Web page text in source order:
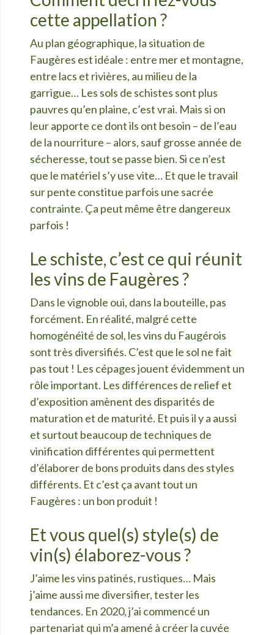
cette appellation ?
Au plan géographique, la situation de
Faugères est idéale : entre mer et montagne,
entre lacs et rivières, au milieu de la
garrigue… Les sols de schistes sont plus
pauvres qu’en plaine, c’est vrai. Mais si on
leur apporte ce dont ils ont besoin – de l’eau
de la nourriture – alors, sauf grosse année de
sécheresse, tout se passe bien. Si ce n’est
que le matériel s’y use vite… Et que le travail
sur pente constitue parfois une sacrée
contrainte. Ça peut même être dangereux
parfois !
Le schiste, c’est ce qui réunit
les vins de Faugères ?
Dans le vignoble oui, dans la bouteille, pas
forcément. En réalité, malgré cette
homogénéité de sol, les vins du Faugérois
sont très diversifiés. C’est que le sol ne fait
pas tout ! Les cépages jouent évidemment un
rôle important. Les différences de relief et
d’exposition amènent des disparités de
maturation et de maturité. Et puis il y a aussi
et surtout beaucoup de techniques de
vinification différentes qui permettent
d’élaborer de bons produits dans des styles
différents. Et c’est ça avant tout un
Faugères : un bon produit !
Et vous quel(s) style(s) de
vin(s) élaborez-vous ?
J’aime les vins patinés, rustiques… Mais
j’aime aussi me diversifier, tester les
tendances. En 2020, j’ai commencé un
partenariat qui m’a amené à créer la cuvée